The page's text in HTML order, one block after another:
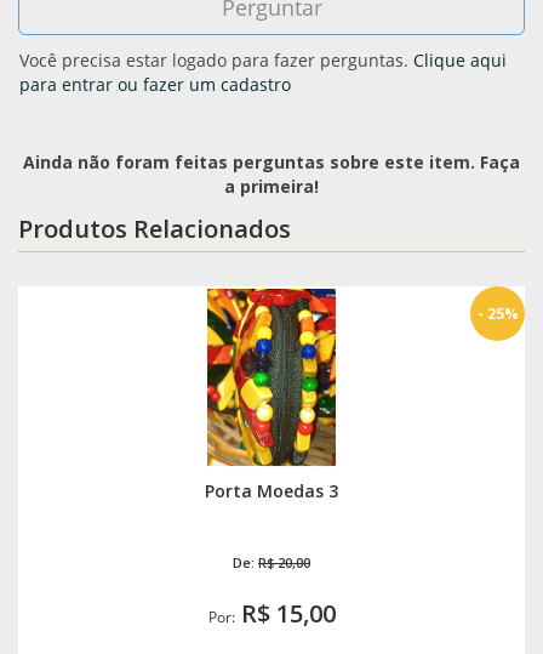
Você precisa estar logado para fazer perguntas. Clique aqui
para entrar ou fazer um cadastro
Ainda não foram feitas perguntas sobre este item. Faça
a primeira!
Produtos Relacionados
Porta Moedas 3
De: R$ 20,00
Por:R$ 15,00
- 25%